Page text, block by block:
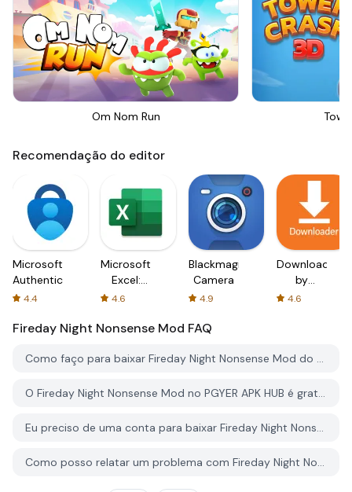
Om Nom Run
Recomendação do editor
Microsoft
Authenticator
4.4
Microsoft
Excel:
Spreadsheets
4.6
Blackmagic
Camera
4.9
Downloader
by
AFTVnews
4.6
Fireday Night Nonsense Mod FAQ
Como faço para baixar Fireday Night Nonsense Mod do PGYER APK HUB?
O Fireday Night Nonsense Mod no PGYER APK HUB é gratuito para baixar?
Eu preciso de uma conta para baixar Fireday Night Nonsense Mod do PGYER APK HUB?
Como posso relatar um problema com Fireday Night Nonsense Mod no PGYER APK HUB?